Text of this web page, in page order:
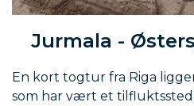
Jurmala -
En kort togtur fra Riga
som har vært et tilfluktssted